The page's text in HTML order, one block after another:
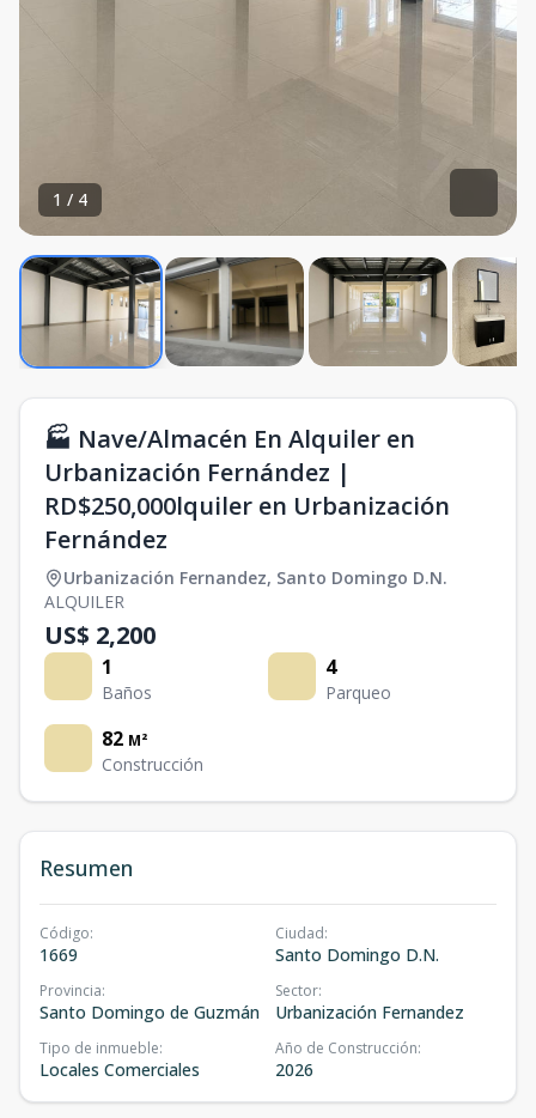
1 / 4
🏭 Nave/Almacén En Alquiler en
Urbanización Fernández |
RD$250,000lquiler en Urbanización
Fernández
Urbanización Fernandez, Santo Domingo D.N.
ALQUILER
US$ 2,200
1
Baños
4
Parqueo
82 M²
Construcción
Resumen
Código:
1669
Ciudad:
Santo Domingo D.N.
Provincia:
Santo Domingo de Guzmán
Sector:
Urbanización Fernandez
Tipo de inmueble:
Locales Comerciales
Año de Construcción:
2026